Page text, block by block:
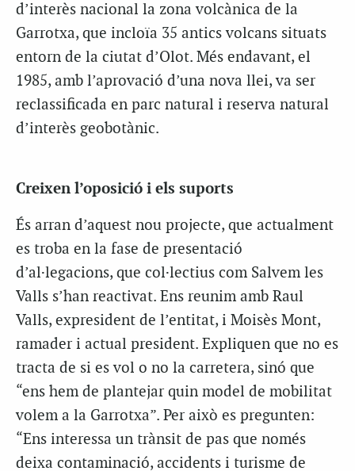
d’interès nacional la zona volcànica de la
Garrotxa, que incloïa 35 antics volcans situats
entorn de la ciutat d’Olot. Més endavant, el
1985, amb l’aprovació d’una nova llei, va ser
reclassificada en parc natural i reserva natural
d’interès geobotànic.
Creixen l’oposició i els suports
És arran d’aquest nou projecte, que actualment
es troba en la fase de presentació
d’al·legacions, que col·lectius com Salvem les
Valls s’han reactivat. Ens reunim amb Raul
Valls, expresident de l’entitat, i Moisès Mont,
ramader i actual president. Expliquen que no es
tracta de si es vol o no la carretera, sinó que
“ens hem de plantejar quin model de mobilitat
volem a la Garrotxa”. Per això es pregunten:
“Ens interessa un trànsit de pas que només
deixa contaminació, accidents i turisme de